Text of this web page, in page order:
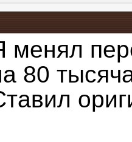
менял
80